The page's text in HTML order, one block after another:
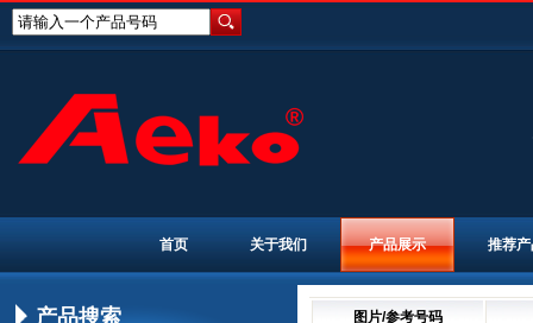
请输入一个产品号码
首页 关于我们 产品展示 推荐
图片/参考号码
产品搜索